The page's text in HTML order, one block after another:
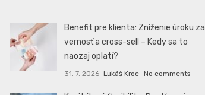
Benefit pre klienta: Zníženie úroku za
vernosť a cross-sell – Kedy sa to
naozaj oplatí?
31. 7. 2026 Lukáš Kroc No comments